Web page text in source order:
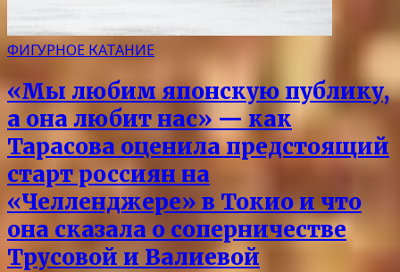
ФИГУРНОЕ КАТАНИЕ
«Мы любим японскую публику,
а она любит нас» — как
Тарасова оценила предстоящий
старт россиян на
«Челленджере» в Токио и что
она сказала о соперничестве
Трусовой и Валиевой